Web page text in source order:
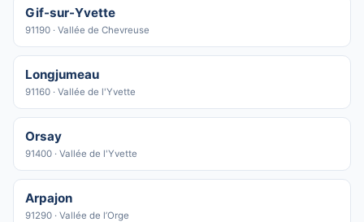
Gif-sur-Yvette
91190 · Vallée de Chevreuse
Longjumeau
91160 · Vallée de l'Yvette
Orsay
91400 · Vallée de l'Yvette
Arpajon
91290 · Vallée de l’Orge